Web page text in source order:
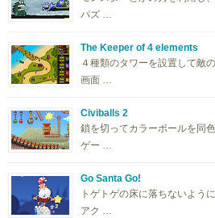
パズ …
The Keeper of 4 elements
４種類のタワーを設置して敵
画面 …
Civiballs 2
鎖を切ってカラーボールを同
ゲー …
Go Santa Go!
トゲトゲの床に落ちないよう
アク …